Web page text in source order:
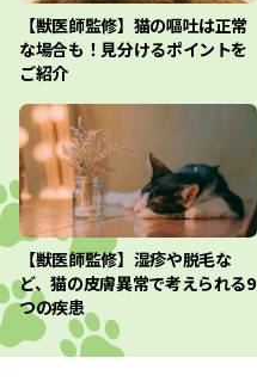
【獣医師監修】猫の嘔吐は正常
な場合も！見分けるポイントを
ご紹介
【獣医師監修】湿疹や脱毛な
ど、猫の皮膚異常で考えられる9
つの疾患